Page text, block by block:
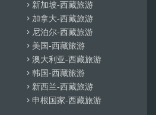
 新加坡-西藏旅游
 加拿大-西藏旅游
 尼泊尔-西藏旅游
 美国-西藏旅游
 澳大利亚-西藏旅游
 韩国-西藏旅游
 新西兰-西藏旅游
 申根国家-西藏旅游